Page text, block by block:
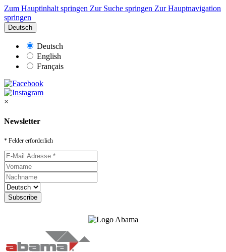
Zum Hauptinhalt springen Zur Suche springen Zur Hauptnavigation
springen
Deutsch
Deutsch
English
Français
×
Newsletter
* Felder erforderlich